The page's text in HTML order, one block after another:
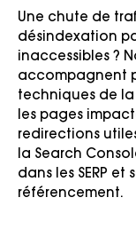
Une chute de
désindexation
inaccessibles ?
accompagnent
techniques de
les pages
redirections
la Search
dans les SERP
référencement.